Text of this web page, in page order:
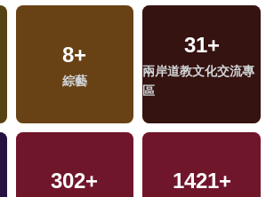
8+
綜藝
31+
兩岸道教文化交流專
區
302+ 1421+